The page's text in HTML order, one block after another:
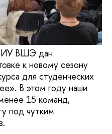
ВШЭ дан
к новому сезону
для студенческих
В этом году наши
15 команд,
под чутким